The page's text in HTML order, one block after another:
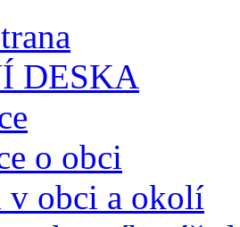
DESKA
o obci
v obci a okolí